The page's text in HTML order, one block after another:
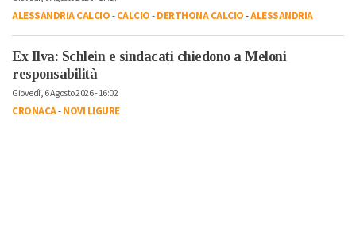
ALESSANDRIA CALCIO-CALCIO-DERTHONA CALCIO-ALESSANDRIA
Ex Ilva: Schlein e sindacati chiedono a Meloni
responsabilità
Giovedì, 6 Agosto 2026 - 16:02
CRONACA-NOVI LIGURE